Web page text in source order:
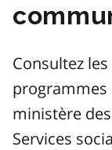
Consultez
programmes
ministère des
Services